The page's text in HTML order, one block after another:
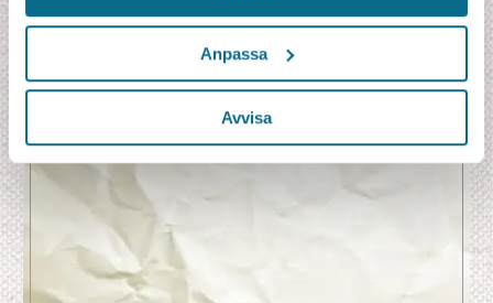
Anpassa
Avvisa
11 frukostar, 6 luncher, 3 middagar
Utflykter med engelsktalande guide enligt program
Flygbolagets bränsletillägg, avgifter och skatter f.n. 5800 kr